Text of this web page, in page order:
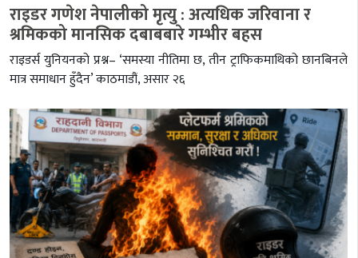
राइडर गणेश नेपालीको मृत्यु : अत्यधिक जरिवाना र
श्रमिकको मानसिक दबाबबारे गम्भीर बहस
राइडर्स युनियनको प्रश्न– ‘समस्या नीतिमा छ, तीन ट्राफिकमाथिको छानबिनले
मात्र समाधान हुँदैन’ काठमाडौं, असार २६